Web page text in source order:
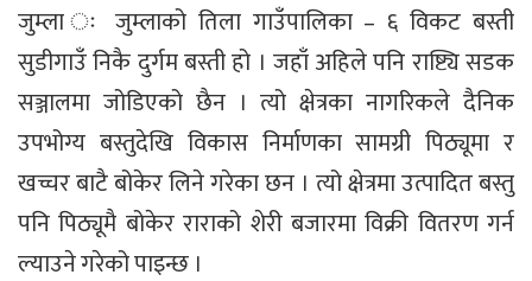
जुम्ला ः जुम्लाको तिला गाउँपालिका – ६ विकट बस्ती
सुडीगाउँ निकै दुर्गम बस्ती हो । जहाँ अहिले पनि राष्ट्यि सडक
सञ्जालमा जोडिएको छैन । त्यो क्षेत्रका नागरिकले दैनिक
उपभोग्य बस्तुदेखि विकास निर्माणका सामग्री पिठ्यूमा र
खच्चर बाटै बोकेर लिने गरेका छन । त्यो क्षेत्रमा उत्पादित बस्तु
पनि पिठ्यूमै बोकेर राराको शेरी बजारमा विक्री वितरण गर्न
ल्याउने गरेको पाइन्छ ।